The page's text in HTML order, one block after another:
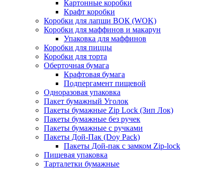
Картонные коробки
Крафт коробки
Коробки для лапши ВОК (WOK)
Коробки для маффинов и макарун
Упаковка для маффинов
Коробки для пиццы
Коробки для торта
Оберточная бумага
Крафтовая бумага
Подпергамент пищевой
Одноразовая упаковка
Пакет бумажный Уголок
Пакеты бумажные Zip Lock (Зип Лок)
Пакеты бумажные без ручек
Пакеты бумажные с ручками
Пакеты Дой-Пак (Doy Pack)
Пакеты Дой-пак с замком Zip-lock
Пищевая упаковка
Тарталетки бумажные